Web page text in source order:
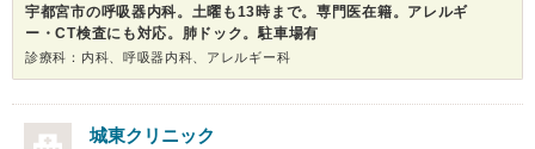
宇都宮市の呼吸器内科。土曜も13時まで。専門医在籍。アレルギ
ー・CT検査にも対応。肺ドック。駐車場有
診療科：内科、呼吸器内科、アレルギー科
城東クリニック